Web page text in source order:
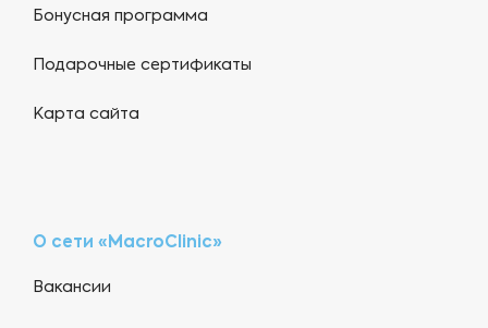
Бонусная программа
Подарочные сертификаты
Карта сайта
О сети «MacroClinic»
Вакансии